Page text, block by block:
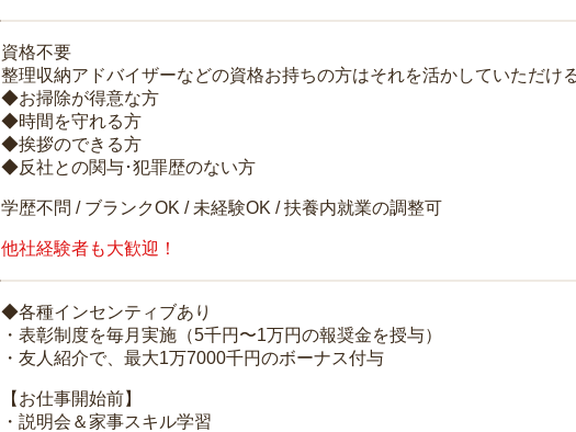
資格不要
整理収納アドバイザーなどの資格お持ちの方はそれを活かしていただけ
◆お掃除が得意な方
◆時間を守れる方
◆挨拶のできる方
◆反社との関与･犯罪歴のない方
学歴不問 / ブランクOK / 未経験OK / 扶養内就業の調整可
他社経験者も大歓迎！
◆各種インセンティブあり
・表彰制度を毎月実施（5千円〜1万円の報奨金を授与）
・友人紹介で、最大1万7000千円のボーナス付与
【お仕事開始前】
・説明会＆家事スキル学習